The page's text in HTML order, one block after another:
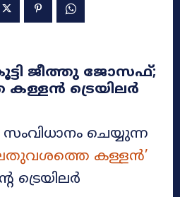
ജീത്തു ജോസഫ്;
ട്രെയിലർ
ചെയ്യുന്ന
കള്ളൻ’
ട്രെയിലർ